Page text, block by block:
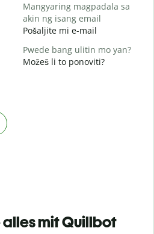
Mangyaring magpadala sa
akin ng isang email
Pošaljite mi e-mail
Pwede bang ulitin mo yan?
Možeš li to ponoviti?
alles mit Quillbot